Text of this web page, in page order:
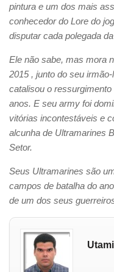
pintura e um dos mais
conhecedor do Lore do
disputar cada polegada
Ele não sabe, mas mora
2015 , junto do seu
catalisou o
anos. E seu army foi
vitórias incontestáveis e
alcunha de Ultramarines
Setor.
Seus Ultramarines são
campos de batalha do
de um dos seus